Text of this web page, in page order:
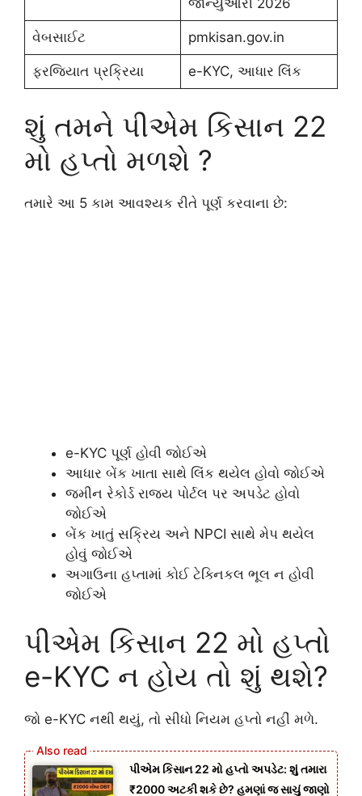
વેબસાઈટ pmkisan.gov.in
ફરજિયાત પ્રક્રિયા e-KYC, આધાર લિંક
શું તમને પીએમ કિસાન 22
મો હપ્તો મળશે ?
તમારે આ 5 કામ આવશ્યક રીતે પૂર્ણ કરવાના છે:
e-KYC પૂર્ણ હોવી જોઈએ
આધાર બેંક ખાતા સાથે લિંક થયેલ હોવો જોઈએ
જમીન રેકોર્ડ રાજ્ય પોર્ટલ પર અપડેટ હોવો
જોઈએ
બેંક ખાતું સક્રિય અને NPCI સાથે મેપ થયેલ
હોવું જોઈએ
અગાઉના હપ્તામાં કોઈ ટેક્નિકલ ભૂલ ન હોવી
જોઈએ
પીએમ કિસાન 22 મો હપ્તો
e-KYC ન હોય તો શું થશે?
જો e-KYC નથી થયું, તો સીધો નિયમ હપ્તો નહીં મળે.
પીએમ કિસાન 22 મો હપ્તો અપડેટ: શું તમારા
₹2000 અટકી શકે છે? હમણાં જ સાચું જાણો